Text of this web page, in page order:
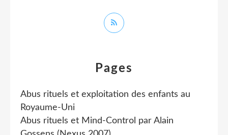
Pages
Abus rituels et exploitation des enfants au
Royaume-Uni
Abus rituels et Mind-Control par Alain